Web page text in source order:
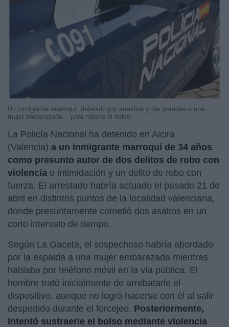
Un inmigrante marroquí, detenido por arrastrar y dar patadas a una
mujer embarazada... para robarle el bolso
La Policía Nacional ha detenido en Alcira
(Valencia) a un inmigrante marroquí de 34 años
como presunto autor de dos delitos de robo con
violencia e intimidación y un delito de robo con
fuerza. El arrestado habría actuado el pasado 21 de
abril en distintos puntos de la localidad valenciana,
donde presuntamente cometió dos asaltos en un
corto intervalo de tiempo.
Según La Gaceta, el sospechoso habría abordado
por la espalda a una mujer embarazada mientras
hablaba por teléfono móvil en la vía pública. El
hombre trató inicialmente de arrebatarle el
dispositivo, aunque no logró hacerse con él al salir
despedido durante el forcejeo. Posteriormente,
intentó sustraerle el bolso mediante violencia